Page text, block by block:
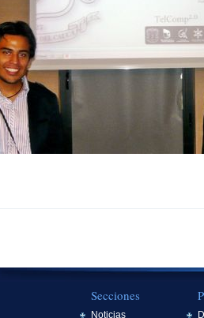
Secciones
Noticias